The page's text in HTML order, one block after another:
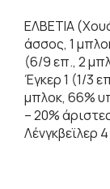
ΕΛΒΕΤΙΑ
άσσος, 1
(6/9 επ., 2
Έγκερ 1 (1/3
μπλοκ, 66%
– 20%
Λένγκβεϊλερ